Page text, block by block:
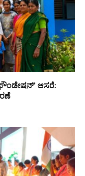
ಫೌಂಡೇಷನ್’ ಆಸರೆ: